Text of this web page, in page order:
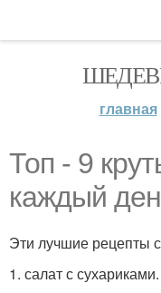
главная
Топ - 9
каждый
Эти лучшие рецепты
1. салат с сухариками.